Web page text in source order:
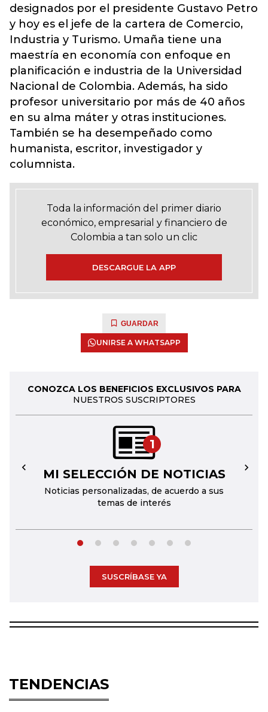
designados por el presidente Gustavo Petro
y hoy es el jefe de la cartera de Comercio,
Industria y Turismo. Umaña tiene una
maestría en economía con enfoque en
planificación e industria de la Universidad
Nacional de Colombia. Además, ha sido
profesor universitario por más de 40 años
en su alma máter y otras instituciones.
También se ha desempeñado como
humanista, escritor, investigador y
columnista.
Toda la información del primer diario
económico, empresarial y financiero de
Colombia a tan solo un clic
DESCARGUE LA APP
GUARDAR
UNIRSE A WHATSAPP
CONOZCA LOS BENEFICIOS EXCLUSIVOS PARA
NUESTROS SUSCRIPTORES
1
MI SELECCIÓN DE NOTICIAS
Noticias personalizadas, de acuerdo a sus
temas de interés
← →
SUSCRÍBASE YA
TENDENCIAS